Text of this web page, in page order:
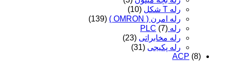
رله T شکل
(10)
رله امرن ( OMRON )
(139)
رله PLC (7)
رله مخابراتی (23)
رله پکیجی (31)
ACP (8)